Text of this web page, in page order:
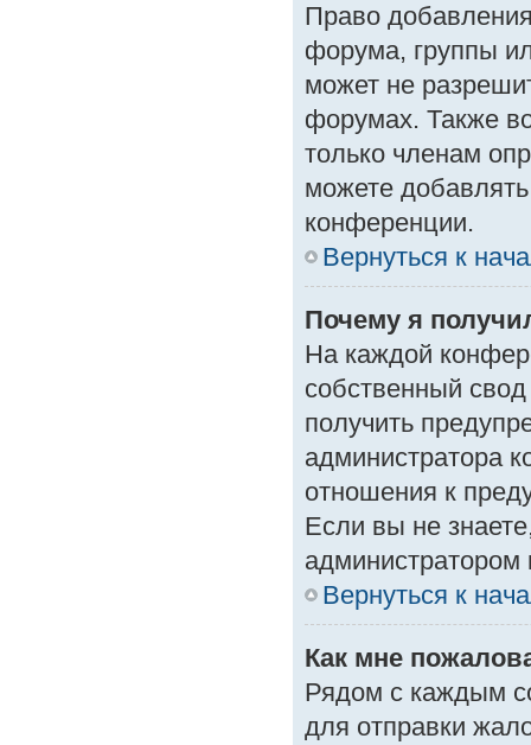
Право
форума, группы
может не
форумах. Также
только членам
можете
конференции.
Вернуться к
Почему я
На каждой
собственный
получить
администратора
отношения к
Если вы не
Вернуться к
Как мне
Рядом с каждым
для отправки